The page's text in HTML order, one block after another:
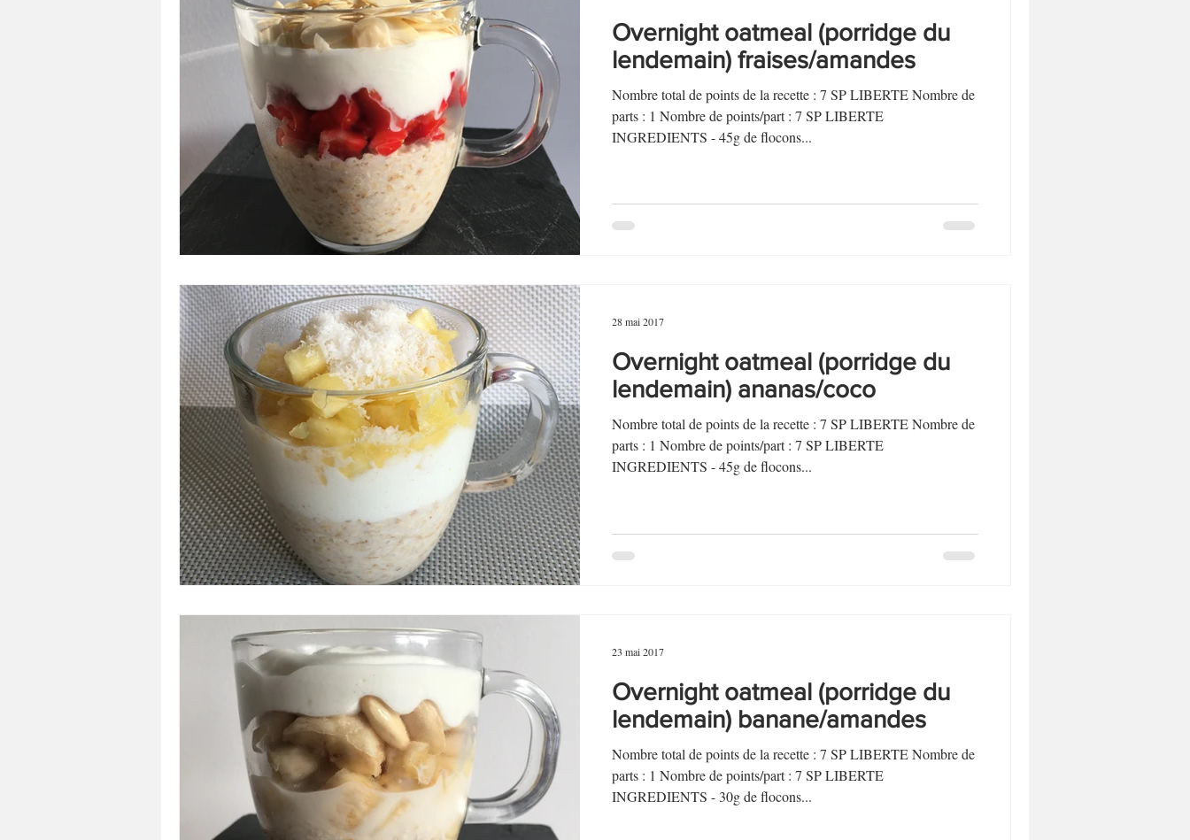
Overnight oatmeal (porridge du
lendemain) fraises/amandes
Nombre total de points de la recette : 7 SP LIBERTE Nombre de
parts : 1 Nombre de points/part : 7 SP LIBERTE
INGREDIENTS - 45g de flocons...
Overnight oatmeal (porridge du
lendemain) ananas/coco
Nombre total de points de la recette : 7 SP LIBERTE Nombre de
parts : 1 Nombre de points/part : 7 SP LIBERTE
INGREDIENTS - 45g de flocons...
28 mai 2017
Overnight oatmeal (porridge du
lendemain) banane/amandes
Nombre total de points de la recette : 7 SP LIBERTE Nombre de
parts : 1 Nombre de points/part : 7 SP LIBERTE
INGREDIENTS - 30g de flocons...
23 mai 2017